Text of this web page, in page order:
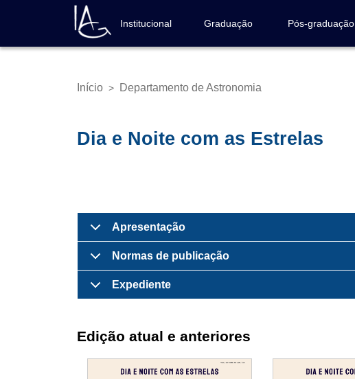
conteúdo
Navegação
principal
Institucional Graduação Pós-graduação
Trilha
Início > Departamento de Astronomia
Dia e Noite com as Estrelas
Apresentação
Normas de publicação
Expediente
Edição atual e anteriores